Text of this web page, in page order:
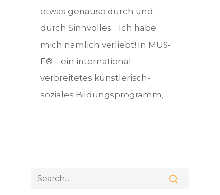
etwas genauso durch und
durch Sinnvolles… Ich habe
mich nämlich verliebt! In MUS-
E® – ein international
verbreitetes künstlerisch-
soziales Bildungsprogramm,…